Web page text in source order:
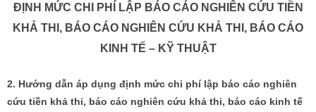
ĐỊNH MỨC CHI PHÍ LẬP BÁO CÁO NGHIÊN CỨU TIỀN
KHẢ THI, BÁO CÁO NGHIÊN CỨU KHẢ THI, BÁO CÁO
KINH TẾ – KỸ THUẬT
2. Hướng dẫn áp dụng định mức chi phí lập báo cáo nghiên
cứu tiền khả thi, báo cáo nghiên cứu khả thi, báo cáo kinh tế